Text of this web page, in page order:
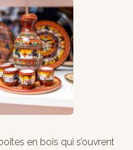
en bois qui s’ouvrent